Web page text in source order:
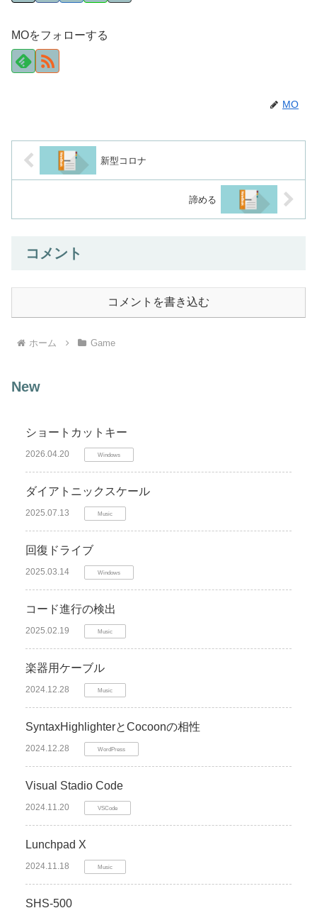
MOをフォローする
MO
新型コロナ
諦める
コメント
コメントを書き込む
ホーム Game
New
ショートカットキー
2026.04.20 Windows
ダイアトニックスケール
2025.07.13 Music
回復ドライブ
2025.03.14 Windows
コード進行の検出
2025.02.19 Music
楽器用ケーブル
2024.12.28 Music
SyntaxHighlighterとCocoonの相性
2024.12.28 WordPress
Visual Stadio Code
2024.11.20 VSCode
Lunchpad X
2024.11.18 Music
SHS-500